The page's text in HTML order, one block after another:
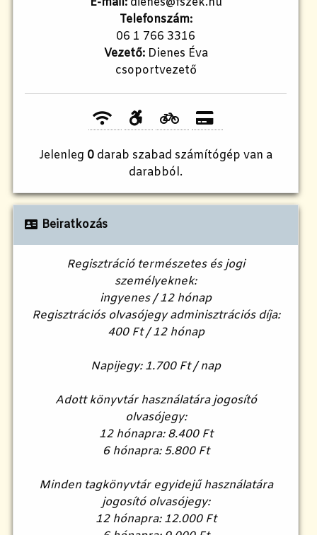
Telefonszám:
06 1 766 3316
Vezető:Dienes Éva
csoportvezető
Jelenleg 0 darab szabad számítógép van a
darabból.
Beiratkozás
Regisztráció természetes és jogi
személyeknek:
ingyenes / 12 hónap
Regisztrációs olvasójegy adminisztrációs díja:
400 Ft / 12 hónap
Napijegy:1.700 Ft / nap
Adott könyvtár használatára jogosító
olvasójegy:
12 hónapra: 8.400 Ft
6 hónapra: 5.800 Ft
Minden tagkönyvtár egyidejű használatára
jogosító olvasójegy:
12 hónapra: 12.000 Ft